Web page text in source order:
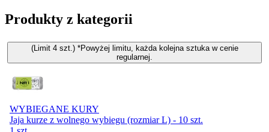
Produkty z kategorii
(Limit 4 szt.) *Powyżej limitu, każda kolejna sztuka w cenie
regularnej.
WYBIEGANE KURY
Jaja kurze z wolnego wybiegu (rozmiar L) - 10 szt.